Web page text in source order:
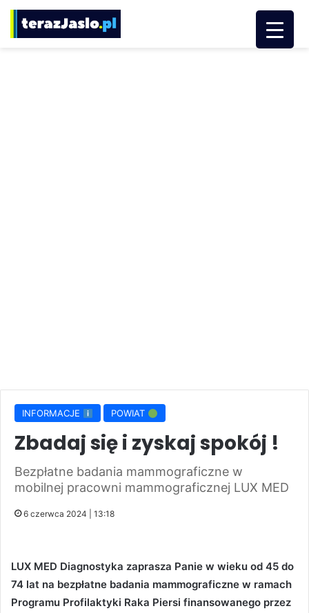
INFORMACJE POWIAT
Zbadaj się i zyskaj spokój !
Bezpłatne badania mammograficzne w
mobilnej pracowni mammograficznej LUX MED
6 czerwca 2024 | 13:18
LUX MED Diagnostyka zaprasza Panie w wieku od 45 do
74 lat na bezpłatne badania mammograficzne w ramach
Programu Profilaktyki Raka Piersi finansowanego przez